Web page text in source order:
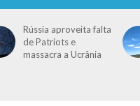
Rússia aproveita falta
de Patriots e
massacra a Ucrânia